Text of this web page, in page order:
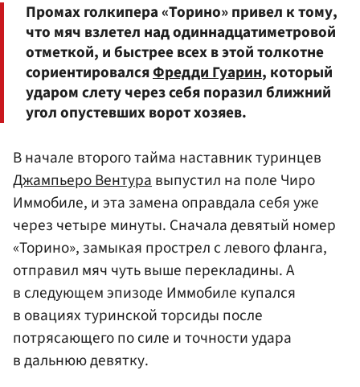
Промах голкипера «Торино» привел к тому,
что мяч взлетел над одиннадцатиметровой
отметкой, и быстрее всех в этой толкотне
сориентировалсяФредди Гуарин, который
ударом слету через себя поразил ближний
угол опустевших ворот хозяев.
В начале второго тайма наставник туринцев
Джампьеро Вентуравыпустил на поле Чиро
Иммобиле, и эта замена оправдала себя уже
через четыре минуты. Сначала девятый номер
«Торино», замыкая прострел с левого фланга,
отправил мяч чуть выше перекладины. А
в следующем эпизоде Иммобиле купался
в овациях туринской торсиды после
потрясающего по силе и точности удара
в дальнюю девятку.